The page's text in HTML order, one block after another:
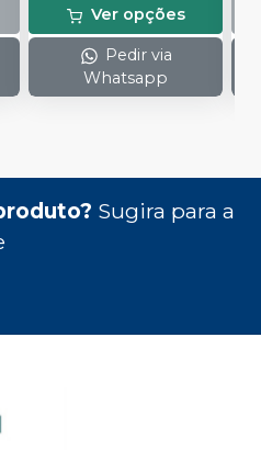
Ver opções
Pedir via
Whatsapp
Sugira para a